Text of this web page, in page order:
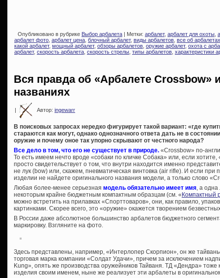
Опубликовано в рубрике Выбор арбалета | Метки: арбалет, арбалет для охоты
арбалет фото арбалет цена блочный арбалет, виды арбалетов все об арбалетах
какой арбалет, мощный арбалет, обзоры арбалетов оружие арбалет, охота с
арбалет, скорость арбалета скорость стрелы типы арбалетов характеристики
Вся правда об «Арбалете Crossbow»
названиях
| Автор: ingewarr
В поисковых запросах нередко фигурирует такой вариант: «где
стараются как могут, однако однозначного ответа дать не в
оружие и почему оное так упорно скрывают от честного народа?
Все дело в том, что его не существует в природе. «Crossbow» по-
То есть имеем нечто вроде «собаки по кличке Собака» или, если
просто свидетельствует о том, что внутри находится именно
не лук (bow) или, скажем, пневматическая винтовка (air rifle). И если при
изделии не найдете оригинального названия модели, а только слово
Любая более-менее серьезная модель обязательно имеет имя, а одна
некоторым крайне бюджетным компактным образцам (см. « Компактный
можно встретить на прилавках «Спорттоваров», они, как правило,
картинками. Скорее всего, это «оружие» окажется творением
В России даже абсолютное большинство арбалетов бюджетного
маркировку. Взгляните на фото.
Здесь представлены, например, «Интерлопер Скорпион», он же
торговая марка компании «Солдат Удачи», причем за исключением
Kung», опять же производства оружейников Тайваня. ТД «Дендра» тоже
изделия своим именем, ныне же реализует эти арбалеты в